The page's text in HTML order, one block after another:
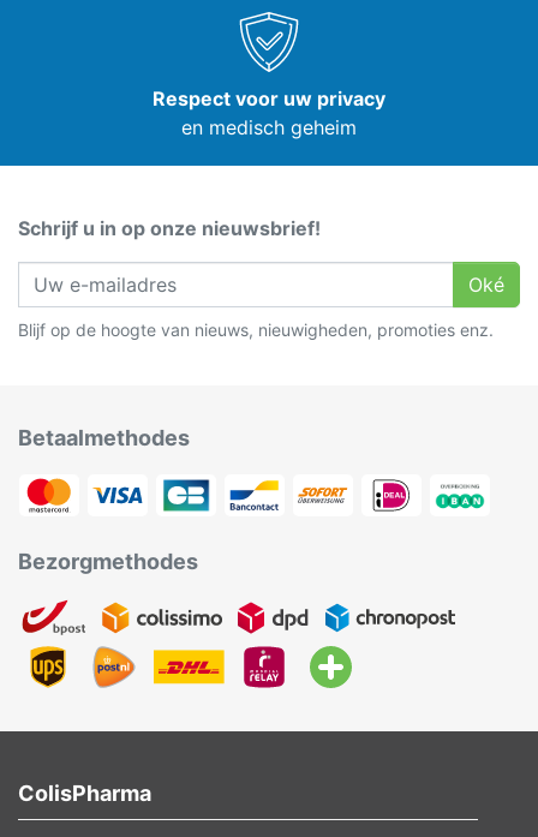
Respect voor uw privacy
en medisch geheim
Schrijf u in op onze nieuwsbrief!
Oké
Blijf op de hoogte van nieuws, nieuwigheden, promoties enz.
Betaalmethodes
Bezorgmethodes
ColisPharma